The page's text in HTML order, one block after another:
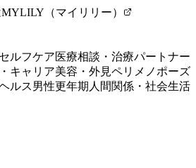
（マイリリー）
ルフケア医療相談・治療パートナー
キャリア美容・外見ペリメノポーズ
ルス男性更年期 人間関係・社会生活